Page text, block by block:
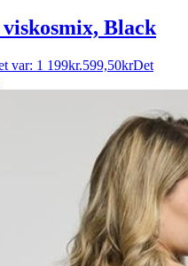
Black
var: 1 199kr.599,50krDet